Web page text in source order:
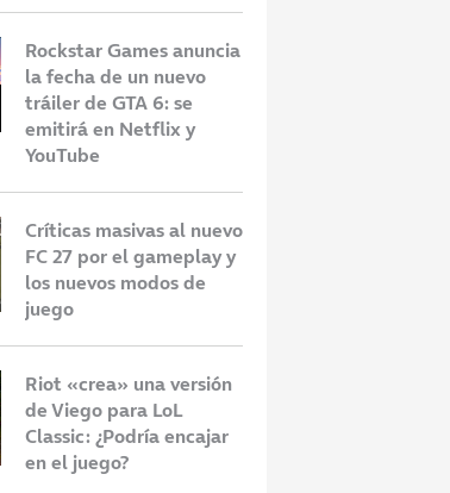
Rockstar Games anuncia
la fecha de un nuevo
tráiler de GTA 6: se
emitirá en Netflix y
YouTube
Críticas masivas al nuevo
FC 27 por el gameplay y
los nuevos modos de
juego
Riot «crea» una versión
de Viego para LoL
Classic: ¿Podría encajar
en el juego?